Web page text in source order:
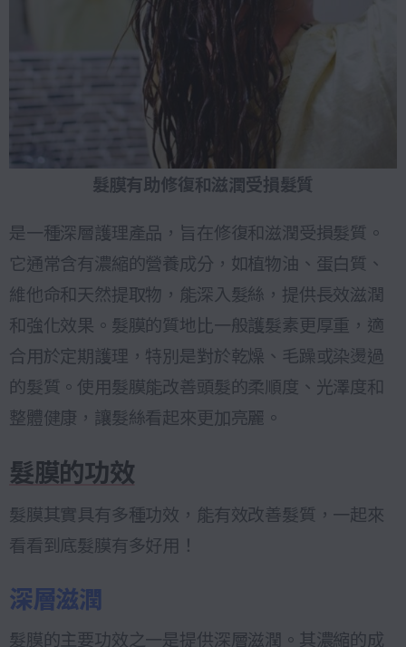
髮膜有助修復和滋潤受損髮質
是一種深層護理產品，旨在修復和滋潤受損髮質。
它通常含有濃縮的營養成分，如植物油、蛋白質、
維他命和天然提取物，能深入髮絲，提供長效滋潤
和強化效果。髮膜的質地比一般護髮素更厚重，適
合用於定期護理，特別是對於乾燥、毛躁或染燙過
的髮質。使用髮膜能改善頭髮的柔順度、光澤度和
整體健康，讓髮絲看起來更加亮麗。
髮膜的功效
髮膜其實具有多種功效，能有效改善髮質，一起來
看看到底髮膜有多好用！
深層滋潤
髮膜的主要功效之一是提供深層滋潤。其濃縮的成